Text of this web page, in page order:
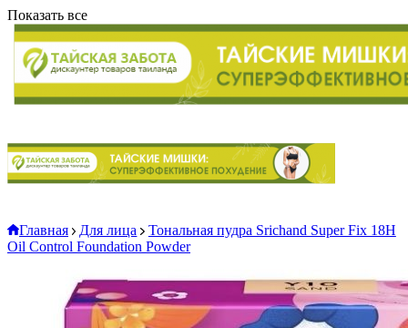
Показать все
Главная Для лица
Тональная пудра Srichand Super Fix 18H
Oil Control Foundation Powder